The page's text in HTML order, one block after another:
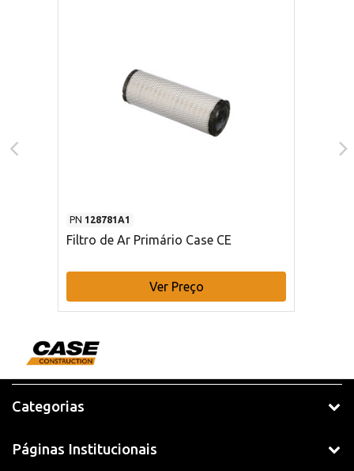
PN 128781A1
Filtro de Ar Primário Case CE
Ver Preço
Categorias
Páginas Institucionais